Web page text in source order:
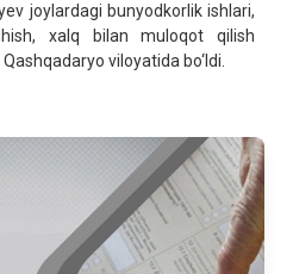
joylardagi bunyodkorlik ishlari,
xalq bilan muloqot qilish
viloyatida bo‘ldi.